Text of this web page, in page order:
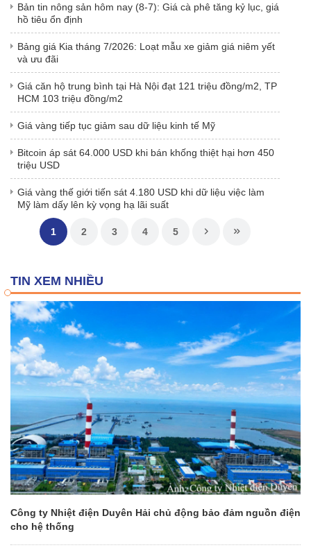
Bản tin nông sản hôm nay (8-7): Giá cà phê tăng kỷ lục, giá
hồ tiêu ổn định
Bảng giá Kia tháng 7/2026: Loạt mẫu xe giảm giá niêm yết
và ưu đãi
Giá căn hộ trung bình tại Hà Nội đạt 121 triệu đồng/m2, TP
HCM 103 triệu đồng/m2
Giá vàng tiếp tục giảm sau dữ liệu kinh tế Mỹ
Bitcoin áp sát 64.000 USD khi bán khống thiệt hại hơn 450
triệu USD
Giá vàng thế giới tiến sát 4.180 USD khi dữ liệu việc làm
Mỹ làm dấy lên kỳ vọng hạ lãi suất
1 2 3 4 5
TIN XEM NHIỀU
Công ty Nhiệt điện Duyên Hải chủ động bảo đảm nguồn điện
cho hệ thống